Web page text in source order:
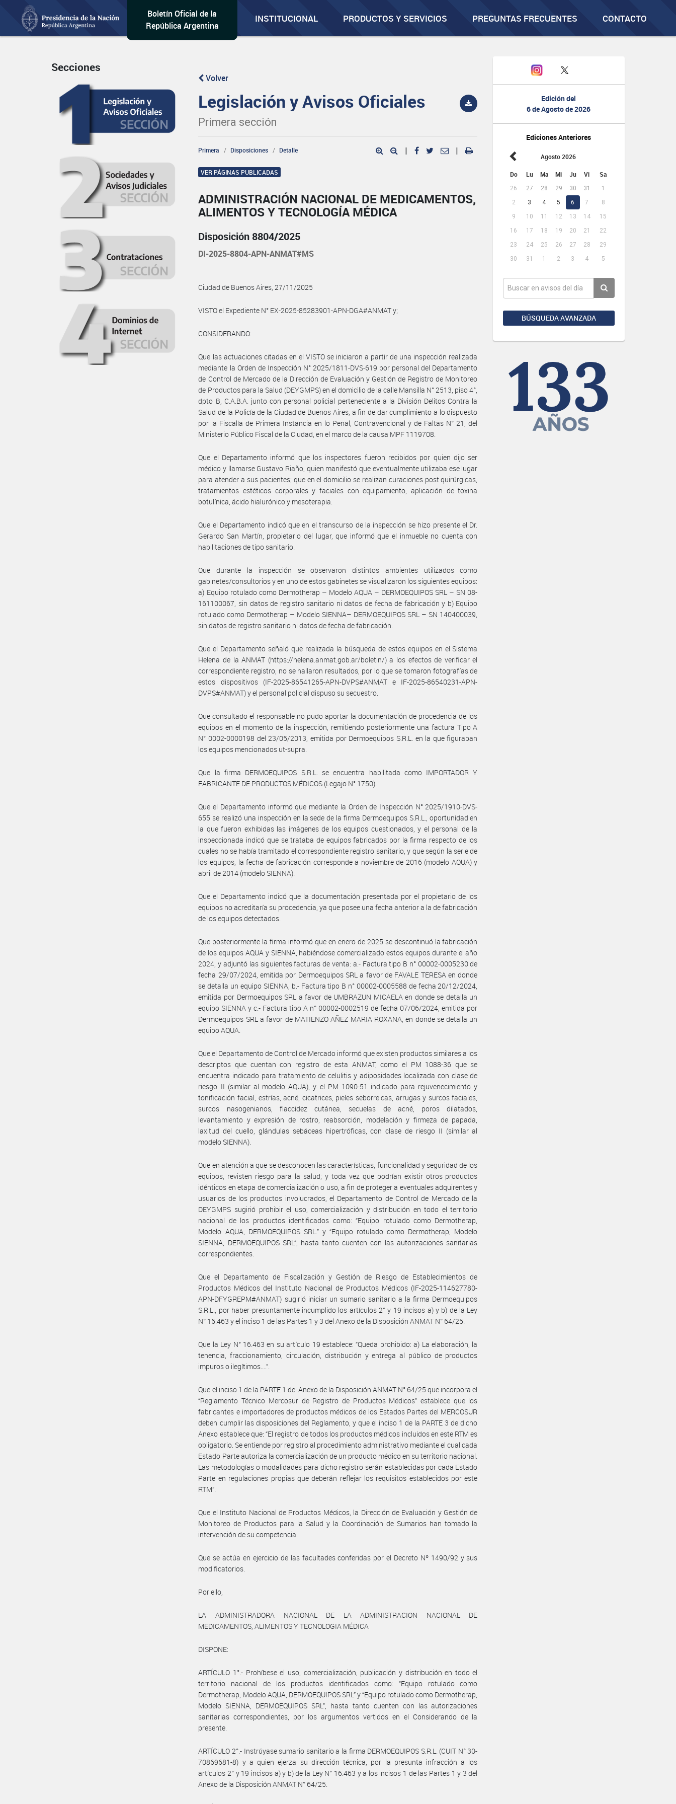
Boletín Oficial de la
República Argentina
INSTITUCIONAL PRODUCTOS Y SERVICIOS PREGUNTAS FRECUENTES CONTACTO
Edición del
6 de Agosto de 2026
Ediciones Anteriores
Agosto 2026
Do Lu Ma Mi Ju Vi Sa
26 27 28 29 30 31
1
2
3 4 5 6 7
8
9
10 11 12 13 14
15
16
17 18 19 20 21
22
23
24 25 26 27 28
29
30
31 1 2 3 4 5
BÚSQUEDA AVANZADA
Secciones
Volver
Legislación y Avisos Oficiales
Primera sección
Primera Disposiciones Detalle | |
VER PÁGINAS PUBLICADAS
ADMINISTRACIÓN NACIONAL DE MEDICAMENTOS,
ALIMENTOS Y TECNOLOGÍA MÉDICA
Disposición 8804/2025
DI-2025-8804-APN-ANMAT#MS
Ciudad de Buenos Aires, 27/11/2025
VISTO el Expediente N° EX-2025-85283901-APN-DGA#ANMAT y;
CONSIDERANDO:
Que las actuaciones citadas en el VISTO se iniciaron a partir de una inspección realizada
mediante la Orden de Inspección N° 2025/1811-DVS-619 por personal del Departamento
de Control de Mercado de la Dirección de Evaluación y Gestión de Registro de Monitoreo
de Productos para la Salud (DEYGMPS) en el domicilio de la calle Mansilla N° 2513, piso 4°,
dpto B, C.A.B.A. junto con personal policial perteneciente a la División Delitos Contra la
Salud de la Policía de la Ciudad de Buenos Aires, a fin de dar cumplimiento a lo dispuesto
por la Fiscalía de Primera Instancia en lo Penal, Contravencional y de Faltas N° 21, del
Ministerio Público Fiscal de la Ciudad, en el marco de la causa MPF 1119708.
Que el Departamento informó que los inspectores fueron recibidos por quien dijo ser
médico y llamarse Gustavo Riaño, quien manifestó que eventualmente utilizaba ese lugar
para atender a sus pacientes; que en el domicilio se realizan curaciones post quirúrgicas,
tratamientos estéticos corporales y faciales con equipamiento, aplicación de toxina
botulínica, ácido hialurónico y mesoterapia.
Que el Departamento indicó que en el transcurso de la inspección se hizo presente el Dr.
Gerardo San Martín, propietario del lugar, que informó que el inmueble no cuenta con
habilitaciones de tipo sanitario.
Que durante la inspección se observaron distintos ambientes utilizados como
gabinetes/consultorios y en uno de estos gabinetes se visualizaron los siguientes equipos:
a) Equipo rotulado como Dermotherap – Modelo AQUA – DERMOEQUIPOS SRL – SN 08-
161100067, sin datos de registro sanitario ni datos de fecha de fabricación y b) Equipo
rotulado como Dermotherap – Modelo SIENNA– DERMOEQUIPOS SRL – SN 140400039,
sin datos de registro sanitario ni datos de fecha de fabricación.
Que el Departamento señaló que realizada la búsqueda de estos equipos en el Sistema
Helena de la ANMAT (https://helena.anmat.gob.ar/boletin/) a los efectos de verificar el
correspondiente registro, no se hallaron resultados, por lo que se tomaron fotografías de
estos dispositivos (IF-2025-86541265-APN-DVPS#ANMAT e IF-2025-86540231-APN-
DVPS#ANMAT) y el personal policial dispuso su secuestro.
Que consultado el responsable no pudo aportar la documentación de procedencia de los
equipos en el momento de la inspección, remitiendo posteriormente una factura Tipo A
N° 0002-0000198 del 23/05/2013, emitida por Dermoequipos S.R.L. en la que figuraban
los equipos mencionados ut-supra.
Que la firma DERMOEQUIPOS S.R.L. se encuentra habilitada como IMPORTADOR Y
FABRICANTE DE PRODUCTOS MÉDICOS (Legajo N° 1750).
Que el Departamento informó que mediante la Orden de Inspección N° 2025/1910-DVS-
655 se realizó una inspección en la sede de la firma Dermoequipos S.R.L., oportunidad en
la que fueron exhibidas las imágenes de los equipos cuestionados, y el personal de la
inspeccionada indicó que se trataba de equipos fabricados por la firma respecto de los
cuales no se había tramitado el correspondiente registro sanitario, y que según la serie de
los equipos, la fecha de fabricación corresponde a noviembre de 2016 (modelo AQUA) y
abril de 2014 (modelo SIENNA).
Que el Departamento indicó que la documentación presentada por el propietario de los
equipos no acreditaría su procedencia, ya que posee una fecha anterior a la de fabricación
de los equipos detectados.
Que posteriormente la firma informó que en enero de 2025 se descontinuó la fabricación
de los equipos AQUA y SIENNA, habiéndose comercializado estos equipos durante el año
2024, y adjuntó las siguientes facturas de venta: a.- Factura tipo B n° 00002-0005230 de
fecha 29/07/2024, emitida por Dermoequipos SRL a favor de FAVALE TERESA en donde
se detalla un equipo SIENNA, b.- Factura tipo B n° 00002-0005588 de fecha 20/12/2024,
emitida por Dermoequipos SRL a favor de UMBRAZUN MICAELA en donde se detalla un
equipo SIENNA y c.- Factura tipo A n° 00002-0002519 de fecha 07/06/2024, emitida por
Dermoequipos SRL a favor de MATIENZO AÑEZ MARIA ROXANA, en donde se detalla un
equipo AQUA.
Que el Departamento de Control de Mercado informó que existen productos similares a los
descriptos que cuentan con registro de esta ANMAT, como el PM 1088-36 que se
encuentra indicado para tratamiento de celulitis y adiposidades localizada con clase de
riesgo II (similar al modelo AQUA), y el PM 1090-51 indicado para rejuvenecimiento y
tonificación facial, estrías, acné, cicatrices, pieles seborreicas, arrugas y surcos faciales,
surcos nasogenianos, flaccidez cutánea, secuelas de acné, poros dilatados,
levantamiento y expresión de rostro, reabsorción, modelación y firmeza de papada,
laxitud del cuello, glándulas sebáceas hipertróficas, con clase de riesgo II (similar al
modelo SIENNA).
Que en atención a que se desconocen las características, funcionalidad y seguridad de los
equipos, revisten riesgo para la salud; y toda vez que podrían existir otros productos
idénticos en etapa de comercialización o uso, a fin de proteger a eventuales adquirentes y
usuarios de los productos involucrados, el Departamento de Control de Mercado de la
DEYGMPS sugirió prohibir el uso, comercialización y distribución en todo el territorio
nacional de los productos identificados como: “Equipo rotulado como Dermotherap,
Modelo AQUA, DERMOEQUIPOS SRL.” y “Equipo rotulado como Dermotherap, Modelo
SIENNA, DERMOEQUIPOS SRL”, hasta tanto cuenten con las autorizaciones sanitarias
correspondientes.
Que el Departamento de Fiscalización y Gestión de Riesgo de Establecimientos de
Productos Médicos del Instituto Nacional de Productos Médicos (IF-2025-114627780-
APN-DFYGREPM#ANMAT) sugirió iniciar un sumario sanitario a la firma Dermoequipos
S.R.L., por haber presuntamente incumplido los artículos 2° y 19 incisos a) y b) de la Ley
N° 16.463 y el inciso 1 de las Partes 1 y 3 del Anexo de la Disposición ANMAT N° 64/25.
Que la Ley N° 16.463 en su artículo 19 establece: “Queda prohibido: a) La elaboración, la
tenencia, fraccionamiento, circulación, distribución y entrega al público de productos
impuros o ilegítimos….”.
Que el inciso 1 de la PARTE 1 del Anexo de la Disposición ANMAT N° 64/25 que incorpora el
“Reglamento Técnico Mercosur de Registro de Productos Médicos” establece que los
fabricantes e importadores de productos médicos de los Estados Partes del MERCOSUR
deben cumplir las disposiciones del Reglamento, y que el inciso 1 de la PARTE 3 de dicho
Anexo establece que: “El registro de todos los productos médicos incluidos en este RTM es
obligatorio. Se entiende por registro al procedimiento administrativo mediante el cual cada
Estado Parte autoriza la comercialización de un producto médico en su territorio nacional.
Las metodologías o modalidades para dicho registro serán establecidas por cada Estado
Parte en regulaciones propias que deberán reflejar los requisitos establecidos por este
RTM”.
Que el Instituto Nacional de Productos Médicos, la Dirección de Evaluación y Gestión de
Monitoreo de Productos para la Salud y la Coordinación de Sumarios han tomado la
intervención de su competencia.
Que se actúa en ejercicio de las facultades conferidas por el Decreto Nº 1490/92 y sus
modificatorios.
Por ello,
LA ADMINISTRADORA NACIONAL DE LA ADMINISTRACION NACIONAL DE
MEDICAMENTOS, ALIMENTOS Y TECNOLOGIA MÉDICA
DISPONE:
ARTÍCULO 1°.- Prohíbese el uso, comercialización, publicación y distribución en todo el
territorio nacional de los productos identificados como: “Equipo rotulado como
Dermotherap, Modelo AQUA, DERMOEQUIPOS SRL” y “Equipo rotulado como Dermotherap,
Modelo SIENNA, DERMOEQUIPOS SRL”, hasta tanto cuenten con las autorizaciones
sanitarias correspondientes, por los argumentos vertidos en el Considerando de la
presente.
ARTÍCULO 2°.- Instrúyase sumario sanitario a la firma DERMOEQUIPOS S.R.L. (CUIT N° 30-
70869681-8) y a quien ejerza su dirección técnica, por la presunta infracción a los
artículos 2° y 19 incisos a) y b) de la Ley N° 16.463 y a los incisos 1 de las Partes 1 y 3 del
Anexo de la Disposición ANMAT N° 64/25.